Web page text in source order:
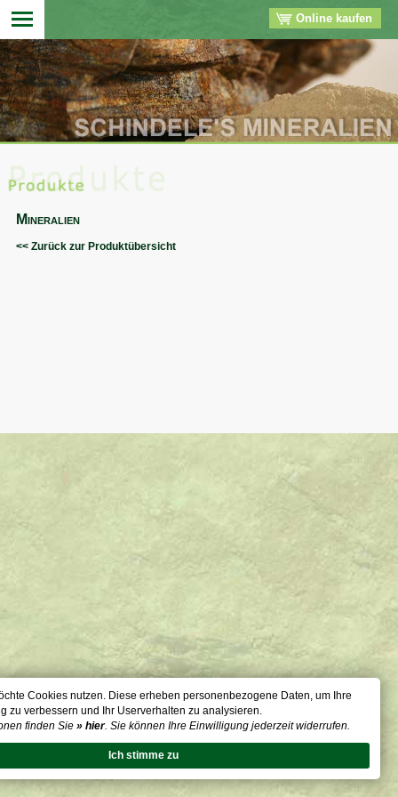
Cookies nutzen. Diese erheben personenbezogene Daten, um Ihre
zu verbessern und Ihr Userverhalten zu analysieren.
finden Sie » hier. Sie können Ihre Einwilligung jederzeit widerrufen.
Ich stimme zu
Online kaufen
▼
▼
Mineralien
<< Zurück zur Produktübersicht